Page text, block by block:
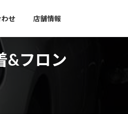
わせ 店舗情報
&フロン